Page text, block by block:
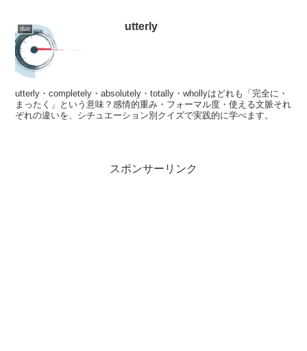
duo utterly
utterly・completely・absolutely・totally・whollyはどれも「完全に・
まったく」という意味？感情的重み・フォーマル度・使える文脈それ
ぞれの違いを、シチュエーション別クイズで実践的に学べます。
スポンサーリンク